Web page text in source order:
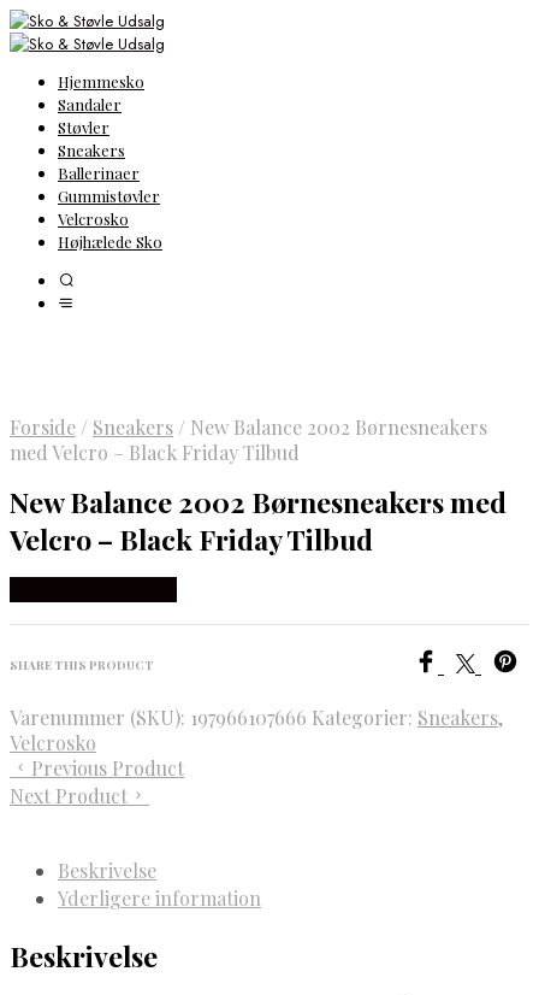
Hjemmesko
Sandaler
Støvler
Sneakers
Ballerinaer
Gummistøvler
Velcrosko
Højhælede Sko
Forside / Sneakers / New Balance 2002 Børnesneakers
med Velcro – Black Friday Tilbud
New Balance 2002 Børnesneakers med
Velcro – Black Friday Tilbud
SHARE THIS PRODUCT
Varenummer (SKU): 197966107666 Kategorier: Sneakers,
Velcrosko
Previous Product
Next Product
Beskrivelse
Yderligere information
Beskrivelse